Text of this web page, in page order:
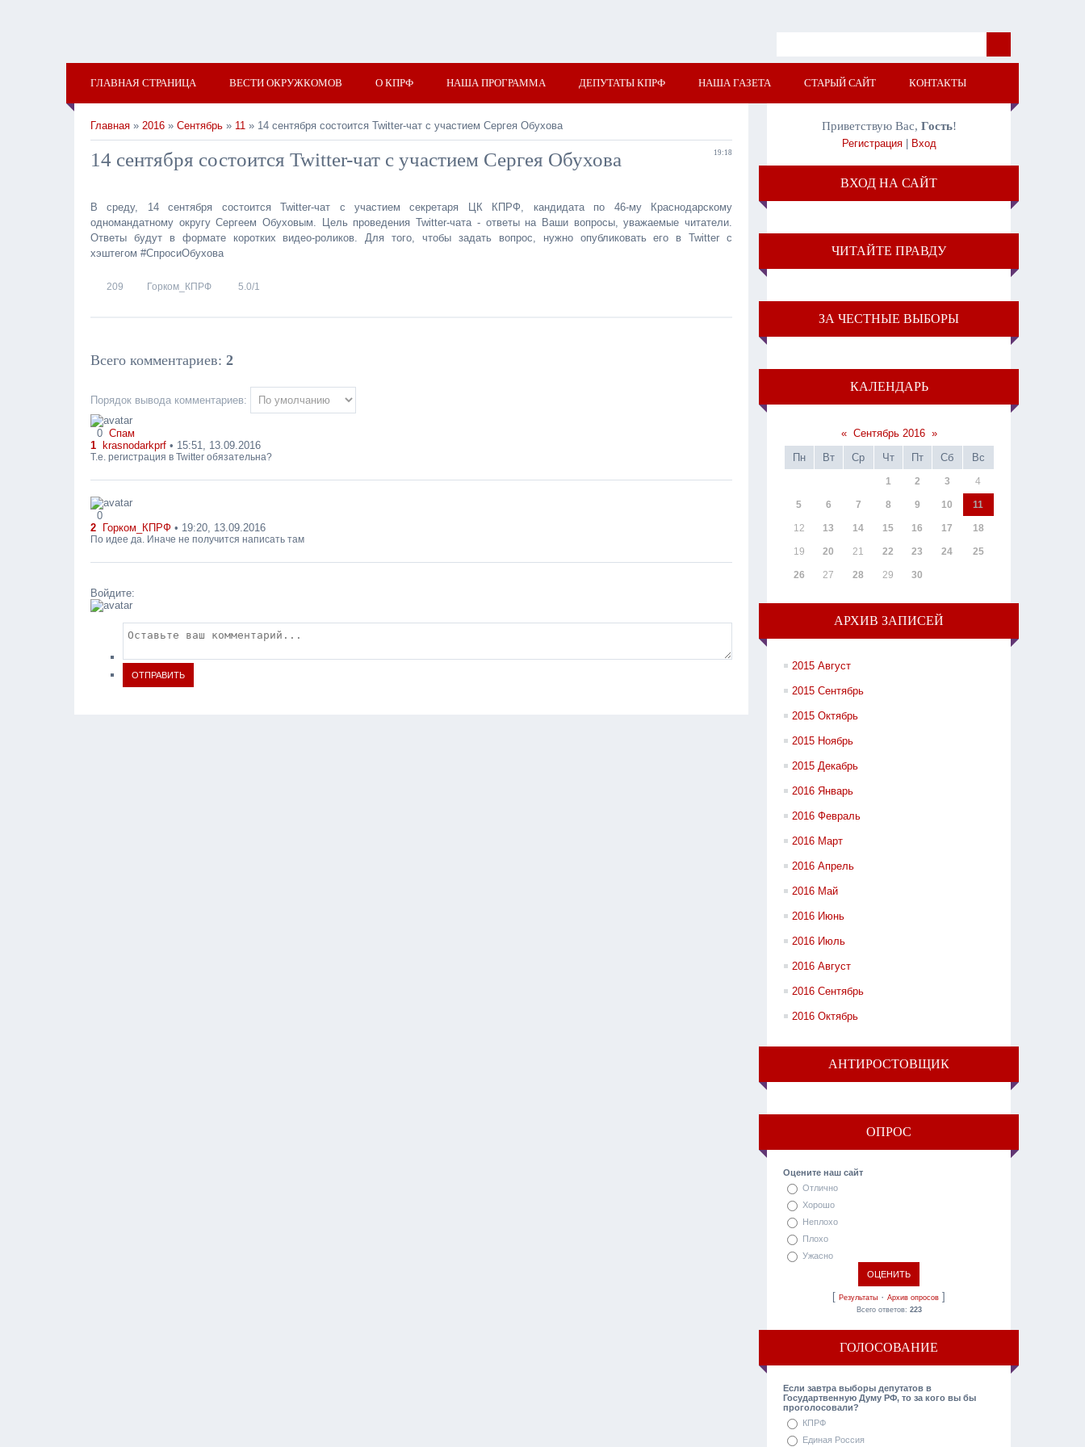
ГЛАВНАЯ СТРАНИЦА ВЕСТИ ОКРУЖКОМОВ О КПРФ НАША ПРОГРАММА ДЕПУТАТЫ КПРФ НАША ГАЗЕТА СТАРЫЙ САЙТ КОНТАКТЫ
Главная » 2016 » Сентябрь » 11 » 14 сентября состоится Twitter-чат с участием Сергея Обухова
19:18
14 сентября состоится Twitter-чат с участием Сергея Обухова
В среду, 14 сентября состоится Twitter-чат с участием секретаря ЦК КПРФ, кандидата по 46-му Краснодарскому
одномандатному округу Сергеем Обуховым. Цель проведения Twitter-чата - ответы на Ваши вопросы, уважаемые читатели.
Ответы будут в формате коротких видео-роликов. Для того, чтобы задать вопрос, нужно опубликовать его в Twitter с
хэштегом #СпросиОбухова
209 Горком_КПРФ 5.0/1
Всего комментариев: 2
Порядок вывода комментариев:
0 Спам
1
krasnodarkprf • 15:51, 13.09.2016
Т.е. регистрация в Twitter обязательна?
0
2
Горком_КПРФ • 19:20, 13.09.2016
По идее да. Иначе не получится написать там
Войдите:
ОТПРАВИТЬ
Приветствую Вас, Гость!
Регистрация| Вход
ВХОД НА САЙТ
ЧИТАЙТЕ ПРАВДУ
ЗА ЧЕСТНЫЕ ВЫБОРЫ
КАЛЕНДАРЬ
« Сентябрь 2016 »
Пн
Вт Ср Чт Пт Сб Вс
1 2 3 4
5 6 7 8 9 10 11
12 13 14 15 16 17 18
19 20 21 22 23 24 25
26 27 28 29 30
АРХИВ ЗАПИСЕЙ
2015 Август
2015 Сентябрь
2015 Октябрь
2015 Ноябрь
2015 Декабрь
2016 Январь
2016 Февраль
2016 Март
2016 Апрель
2016 Май
2016 Июнь
2016 Июль
2016 Август
2016 Сентябрь
2016 Октябрь
АНТИРОСТОВЩИК
ОПРОС
Оцените наш сайт
Отлично
Хорошо
Неплохо
Плохо
Ужасно
[Результаты ·Архив опросов ]
Всего ответов: 223
ГОЛОСОВАНИЕ
Если завтра выборы депутатов в
Государтвенную Думу РФ, то за кого вы бы
проголосовали?
КПРФ
Единая Россия